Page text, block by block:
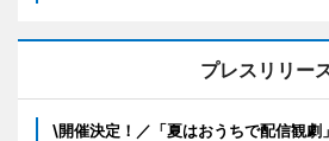
プレスリリー
\開催決定！／「夏はおうちで配信観劇